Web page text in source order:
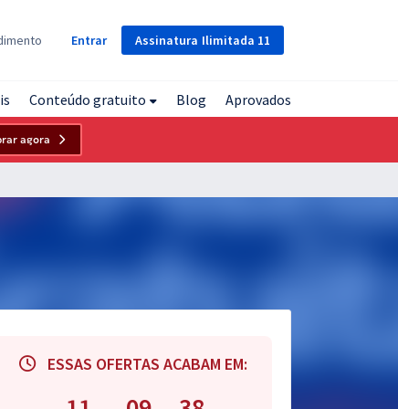
Assinatura Ilimitada 11
Entrar
Conteúdo gratuito Blog Aprovados
agora
ESSAS OFERTAS ACABAM EM: